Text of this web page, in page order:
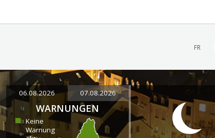
FR
06.08.2026 07.08.2026
WARNUNGEN
Keine
Warnung